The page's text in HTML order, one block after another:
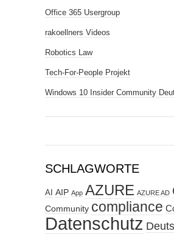
Office 365 Usergroup
rakoellners Videos
Robotics Law
Tech-For-People Projekt
Windows 10 Insider Community
SCHLAGWORTE
AI AIP App AZURE AZURE AD
Community compliance
Datenschutz